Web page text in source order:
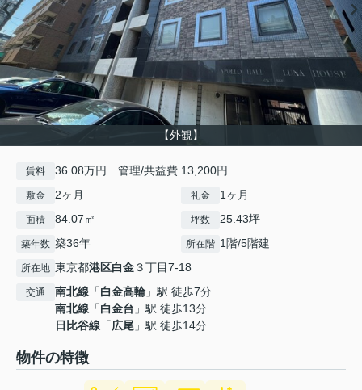
【外観】
賃料 36.08万円 管理/共益費 13,200円
敷金 2ヶ月 礼金 1ヶ月
面積 84.07㎡ 坪数 25.43坪
築年数 築36年 所在階 1階/5階建
所在地 東京都港区白金３丁目7-18
交通 南北線 「白金高輪 」駅 徒歩7分
南北線 「白金台 」駅 徒歩13分
日比谷線 「広尾 」駅 徒歩14分
物件の特徴